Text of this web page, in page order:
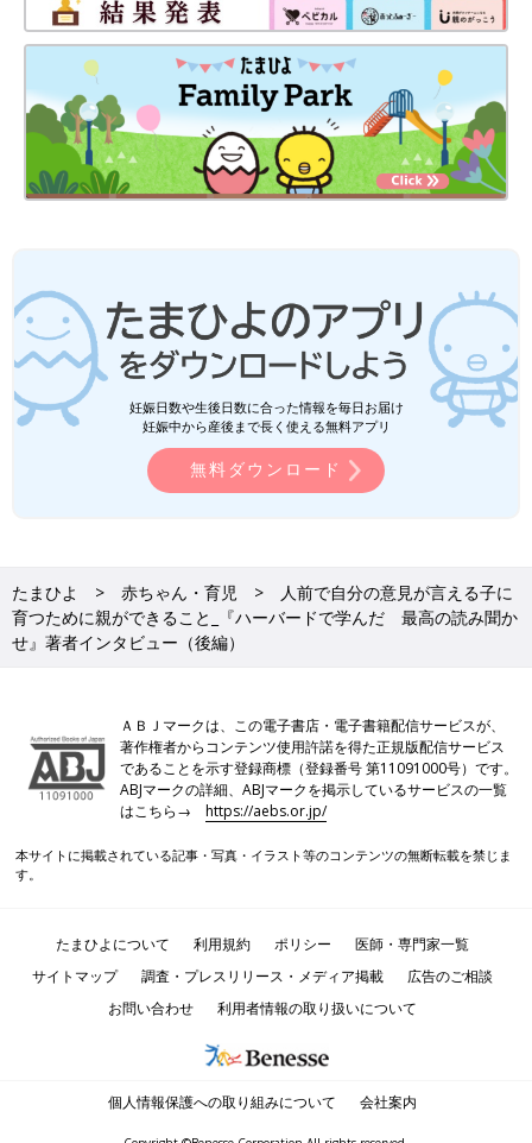
妊娠日数や生後日数に合った情報を毎日お届け
妊娠中から産後まで長く使える無料アプリ
無料ダウンロード
たまひよ 赤ちゃん・育児
人前で自分の意見が言える子に
育つために親ができること_『ハーバードで学んだ 最高の読み聞か
せ』著者インタビュー（後編）
ＡＢＪマークは、この電子書店・電子書籍配信サービスが、
著作権者からコンテンツ使用許諾を得た正規版配信サービス
であることを示す登録商標（登録番号 第11091000号）です。
ABJマークの詳細、ABJマークを掲示しているサービスの一覧
はこちら→https://aebs.or.jp/
本サイトに掲載されている記事・写真・イラスト等のコンテンツの無断転載を禁じま
す。
たまひよについて 利用規約 ポリシー
医師・専門家一覧
サイトマップ
調査・プレスリリース・メディア掲載
広告のご相談
お問い合わせ
利用者情報の取り扱いについて
個人情報保護への取り組みについて 会社案内